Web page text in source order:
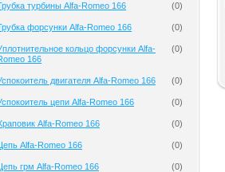
турбины Alfa-Romeo 166 (0)
форсунки Alfa-Romeo 166 (0)
кольцо форсунки Alfa-
166
(0)
двигателя Alfa-Romeo 166 (0)
цепи Alfa-Romeo 166 (0)
Alfa-Romeo 166 (0)
Alfa-Romeo 166 (0)
грм Alfa-Romeo 166 (0)